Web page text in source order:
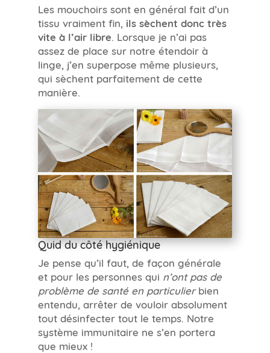
Les mouchoirs sont en général fait d’un
tissu vraiment fin, ils sèchent donc très
vite à l’air libre. Lorsque je n’ai pas
assez de place sur notre étendoir à
linge, j’en superpose même plusieurs,
qui sèchent parfaitement de cette
manière.
Quid du côté hygiénique
Je pense qu’il faut, de façon générale
et pour les personnes qui n’ont pas de
problème de santé en particulierbien
entendu, arrêter de vouloir absolument
tout désinfecter tout le temps. Notre
système immunitaire ne s’en portera
que mieux !